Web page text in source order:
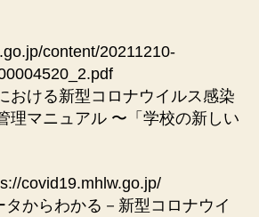
content/20211210-
おける新型コロナウイルス感染
理マニュアル 〜「学校の新しい
covid19.mhlw.go.jp/
タからわかる－新型コロナウイ